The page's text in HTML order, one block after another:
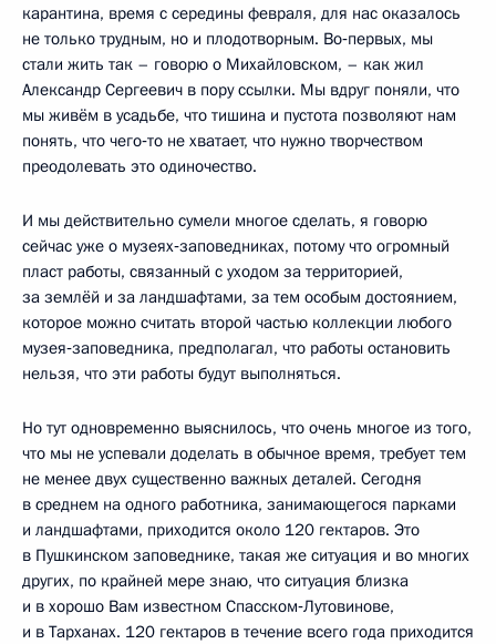
карантина, время с середины февраля, для нас оказалось
не только трудным, но и плодотворным. Во‑первых, мы
стали жить так – говорю о Михайловском, – как жил
Александр Сергеевич в пору ссылки. Мы вдруг поняли, что
мы живём в усадьбе, что тишина и пустота позволяют нам
понять, что чего‑то не хватает, что нужно творчеством
преодолевать это одиночество.
И мы действительно сумели многое сделать, я говорю
сейчас уже о музеях‑заповедниках, потому что огромный
пласт работы, связанный с уходом за территорией,
за землёй и за ландшафтами, за тем особым достоянием,
которое можно считать второй частью коллекции любого
музея‑заповедника, предполагал, что работы остановить
нельзя, что эти работы будут выполняться.
Но тут одновременно выяснилось, что очень многое из того,
что мы не успевали доделать в обычное время, требует тем
не менее двух существенно важных деталей. Сегодня
в среднем на одного работника, занимающегося парками
и ландшафтами, приходится около 120 гектаров. Это
в Пушкинском заповеднике, такая же ситуация и во многих
других, по крайней мере знаю, что ситуация близка
и в хорошо Вам известном Спасском‑Лутовинове,
и в Тарханах. 120 гектаров в течение всего года приходится